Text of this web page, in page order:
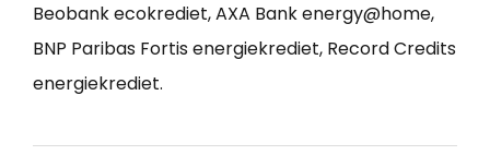
Beobank ecokrediet, AXA Bank energy@home,
BNP Paribas Fortis energiekrediet, Record Credits
energiekrediet.